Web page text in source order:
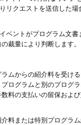
リクエストを送信した
ベントがプログラム文
裁量により判断します。
ムからの紹介料を受け
ログラムと別のプログ
料の支払いの留保およ
料または特別プログラ